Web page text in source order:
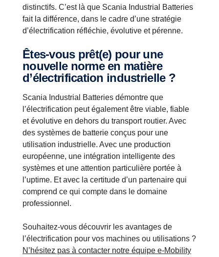
distinctifs. C’est là que Scania Industrial Batteries
fait la différence, dans le cadre d’une stratégie
d’électrification réfléchie, évolutive et pérenne.
Êtes-vous prêt(e) pour une
nouvelle norme en matière
d’électrification industrielle ?
Scania Industrial Batteries démontre que
l’électrification peut également être viable, fiable
et évolutive en dehors du transport routier. Avec
des systèmes de batterie conçus pour une
utilisation industrielle. Avec une production
européenne, une intégration intelligente des
systèmes et une attention particulière portée à
l’uptime. Et avec la certitude d’un partenaire qui
comprend ce qui compte dans le domaine
professionnel.
Souhaitez-vous découvrir les avantages de
l’électrification pour vos machines ou utilisations ?
N’hésitez pas à contacter notre équipe e-Mobility